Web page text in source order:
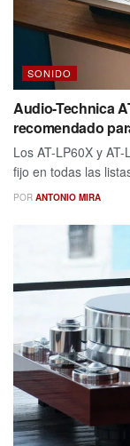
SONIDO
Audio-Technica
recomendado
Los AT-LP60X y
fijo en todas las
POR ANTONIO MIRA